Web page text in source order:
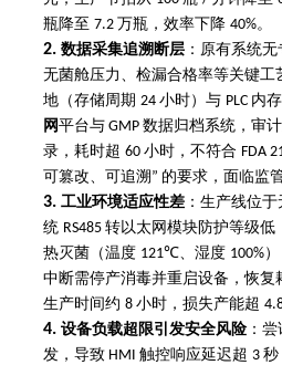
瓶降至 7.2 万瓶，效率下降 40%。
2. 数据采集追溯断层 ：原有系统无
无菌舱压力、检漏合格率等关键工
地（存储周期 24 小时）与 PLC 内
网平台与 GMP 数据归档系统，审
录，耗时超 60 小时，不符合 FDA
可篡改、可追溯” 的要求，面临监
3. 工业环境适应性差 ：生产线位
统 RS485 转以太网模块防护等级低
热灭菌（温度 121℃ 、湿度 100%
中断需停产消毒并重启设备，恢复
生产时间约 8 小时，损失产能超
4. 设备负载超限引发安全风险 ：
发，导致 HMI 触控响应延迟超 3 秒